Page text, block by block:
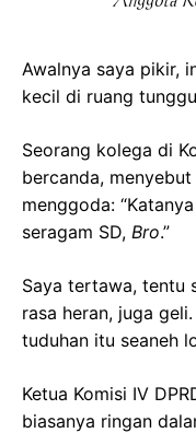
Awalnya saya pikir,
kecil di ruang
Seorang kolega di
bercanda,
menggoda: “Katanya
seragam SD, Bro.”
Saya tertawa, tentu
rasa heran, juga
tuduhan itu seaneh
Ketua Komisi IV
biasanya ringan